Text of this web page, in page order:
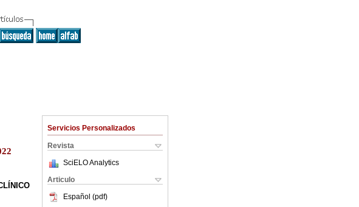
Servicios Personalizados
Revista
SciELO Analytics
Articulo
Español (pdf)